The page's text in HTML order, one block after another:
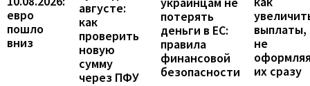
евро
пошло
вниз
августе:
как
проверить
новую
сумму
через ПФУ
потерять
деньги в ЕС:
правила
финансовой
безопасности
выплаты,
не
их сразу